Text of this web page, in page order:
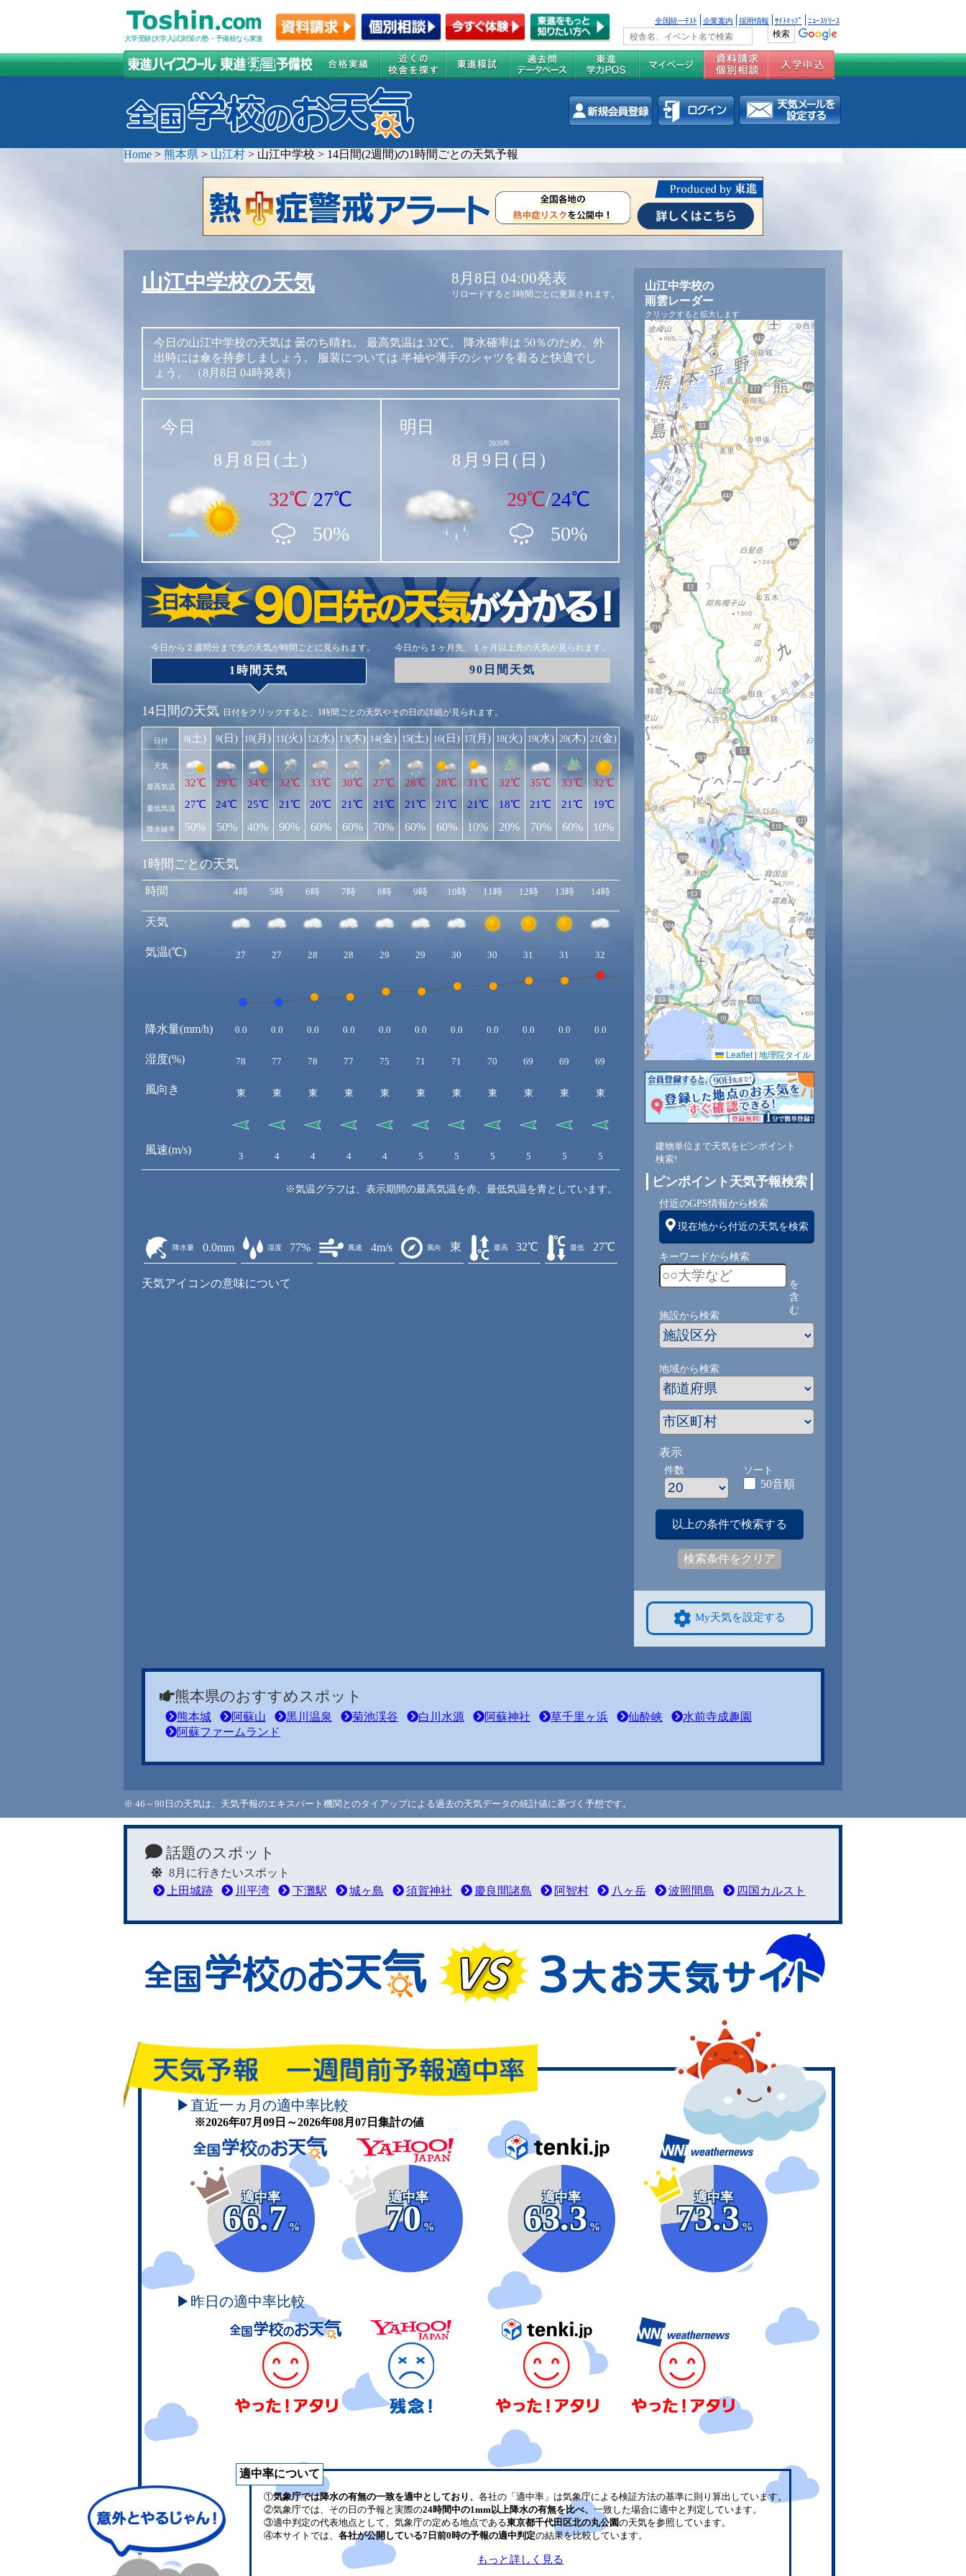
大学受験(大学入試)対策の塾・予備校なら東進
全国統一ﾃｽﾄ 企業案内 採用情報 ｻｲﾄﾏｯﾌﾟ ﾆｭｰｽﾘﾘｰｽ
Home > 熊本県 > 山江村 > 山江中学校 > 14日間(2週間)の1時間ごとの天気予報
山江中学校の天気 8月8日 04:00発表
リロードすると1時間ごとに更新されます。
今日の山江中学校の天気は 曇のち晴れ。 最高気温は 32℃。 降水確率は 50％のため、外
出時には傘を持参しましょう。
服装については 半袖や薄手のシャツを着ると快適でし
ょう。
（8月8日 04時発表）
今日
2026年
8月8日(土)
32℃/27℃
50%
明日
2026年
8月9日(日)
29℃/24℃
50%
今日から２週間分まで先の天気が時間ごとに見られます。
1時間天気
今日から１ヶ月先、１ヶ月以上先の天気が見られます。
90日間天気
14日間の天気 日付をクリックすると、1時間ごとの天気やその日の詳細が見られます。
日付
天気
最高気温
最低気温
降水確率
8(土)
32℃
27℃
50%
9(日)
29℃
24℃
50%
10(月)
34℃
25℃
40%
11(火)
32℃
21℃
90%
12(水)
33℃
20℃
60%
13(木)
30℃
21℃
60%
14(金)
27℃
21℃
70%
15(土)
28℃
21℃
60%
16(日)
28℃
21℃
60%
17(月)
31℃
21℃
10%
18(火)
32℃
18℃
20%
19(水)
35℃
21℃
70%
20(木)
33℃
21℃
60%
21(金)
32℃
19℃
10%
1時間ごとの天気
時間
天気
気温(℃)
降水量(mm/h)
湿度(%)
風向き
風速(m/s)
4時 5時 6時 7時 8時 9時 10時 11時 12時 13時 14時 15時 16時 17時 18時 19時 20時
27 27 28 28 29 29 30 30 31 31 32 30 30 29 29 28
0.0 0.0 0.0 0.0 0.0 0.0 0.0 0.0 0.0 0.0 0.0 0.0 0.0 0.0 0.0
78 77 78 77 75 71 71 70 69 69 69 72 73 73 75 75
東 東 東 東 東 東 東 東 東 東 東 東 東 東 東 東
3 4 4 4 4 5 5 5 5 5 5 4
※気温グラフは、表示期間の最高気温を赤、最低気温を青としています。
降水量 0.0mm 湿度 77% 風速 4m/s 風向 東 最高 32℃ 最低 27℃
天気アイコンの意味について
山江中学校の
雨雲レーダー
クリックすると拡大します
Leaflet | 地理院タイル
建物単位まで天気をピンポイント
検索!
ピンポイント天気予報検索
付近のGPS情報から検索
現在地から付近の天気を検索
キーワードから検索
を
含
む
施設から検索
地域から検索
表示
件数 ソート
50音順
以上の条件で検索する
検索条件をクリア
My天気を設定する
熊本県のおすすめスポット
熊本城 阿蘇山 黒川温泉 菊池渓谷 白川水源 阿蘇神社 草千里ヶ浜 仙酔峡
水前寺成趣園
阿蘇ファームランド
※ 46～90日の天気は、天気予報のエキスパート機関とのタイアップによる過去の天気データの統計値に基づく予想です。
話題のスポット
8月に行きたいスポット
上田城跡
川平湾 下灘駅 城ヶ島 須賀神社 慶良間諸島 阿智村 八ヶ岳 波照間島 四国カルスト
▶直近一ヵ月の適中率比較
※2026年07月09日～2026年08月07日集計の値
適中率
66.7
%
適中率
70
%
適中率
63.3
%
適中率
73.3
%
▶昨日の適中率比較
適中率について
①気象庁では降水の有無の一致を適中としており、 各社の「適中率」は気象庁による検証方法の基準に則り算出しています。
②気象庁では、その日の予報と実際の24時間中の1mm以上降水の有無を比べ、 一致した場合に適中と判定しています。
③適中判定の代表地点として、気象庁の定める地点である東京都千代田区北の丸公園の天気を参照しています。
④本サイトでは、 各社が公開している7日前0時の予報の適中判定の結果を比較しています。
もっと詳しく見る